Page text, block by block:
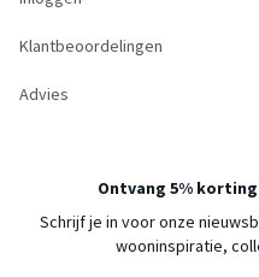
Klantbeoordelingen
Advies
Ontvang 5%
Schrijf je in voor onze
wooninspiratie,